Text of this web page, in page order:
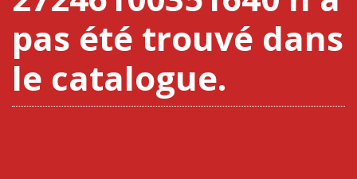
pas été trouvé dans
le catalogue.